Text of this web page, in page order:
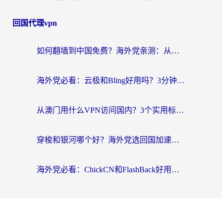
回国代理vpn
如何翻墙到中国免费？海外党亲测：从踩坑到选对加速器的全攻略
海外党必看：云极和Bling好用吗？3分钟教你选对回国加速器
从澳门用什么VPN访问国内？3个实用标准帮你避开坑，无缝刷剧听歌
穿梭和银河哪个好？海外党选回国加速器的避坑指南，附番茄加速器实测体验
海外党必看：ChickCN和FlashBack好用吗？3招教你选对回国加速器（附云极、HomeCN、斧牛vs艾果对比）